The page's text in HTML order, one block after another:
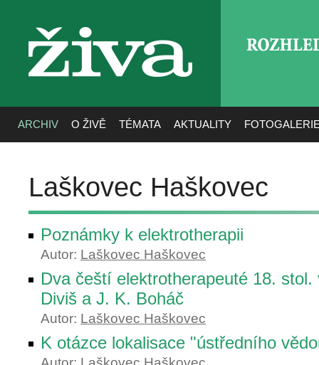
živa
ARCHIV O ŽIVĚ TÉMATA AKTUALITY
Laškovec Haškovec
Poznámky k elektrotherapii
Autor: Laškovec Haškovec
Dva čeští elektrotherapeuté 18. stol.
Diviš a J. K. Boháč
Autor: Laškovec Haškovec
K otázce lokalisace "ústředního